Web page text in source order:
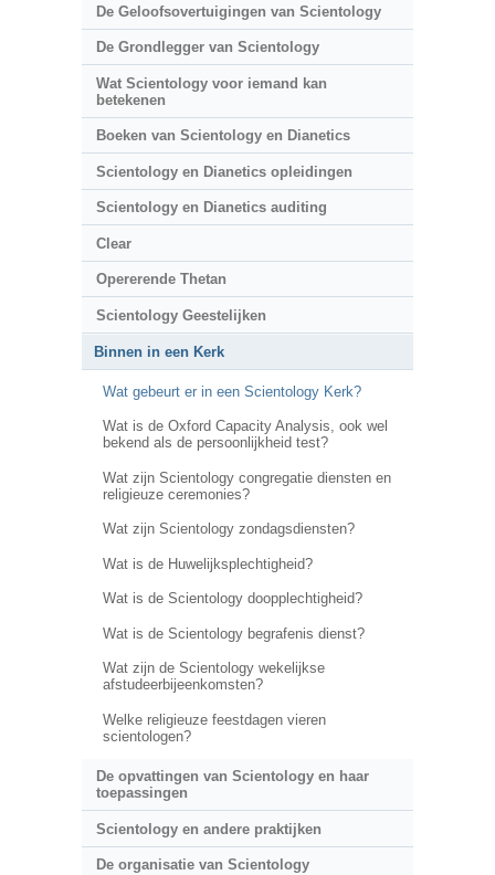
De Geloofsovertuigingen van Scientology
De Grondlegger van Scientology
Wat Scientology voor iemand kan
betekenen
Boeken van Scientology en Dianetics
Scientology en Dianetics opleidingen
Scientology en Dianetics auditing
Clear
Opererende Thetan
Scientology Geestelijken
Binnen in een Kerk
Wat gebeurt er in een Scientology Kerk?
Wat is de Oxford Capacity Analysis, ook wel
bekend als de persoonlijkheid test?
Wat zijn Scientology congregatie diensten en
religieuze ceremonies?
Wat zijn Scientology zondagsdiensten?
Wat is de Huwelijksplechtigheid?
Wat is de Scientology doopplechtigheid?
Wat is de Scientology begrafenis dienst?
Wat zijn de Scientology wekelijkse
afstudeerbijeenkomsten?
Welke religieuze feestdagen vieren
scientologen?
De opvattingen van Scientology en haar
toepassingen
Scientology en andere praktijken
De organisatie van Scientology